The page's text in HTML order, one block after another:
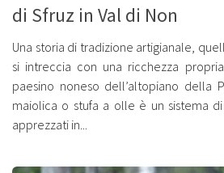
di Sfruz in Val di Non
Una storia di tradizione artigianale,
si intreccia con una ricchezza
paesino noneso dell’altopiano della
maiolica o stufa a olle è un sistema
apprezzati in...